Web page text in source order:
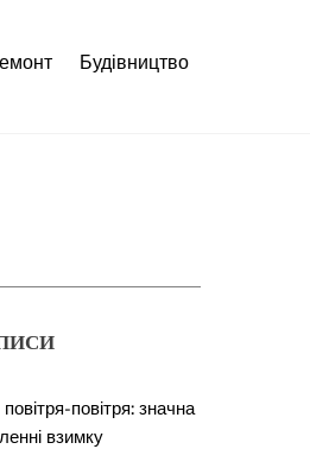
Будівництво
повітря: значна
взимку